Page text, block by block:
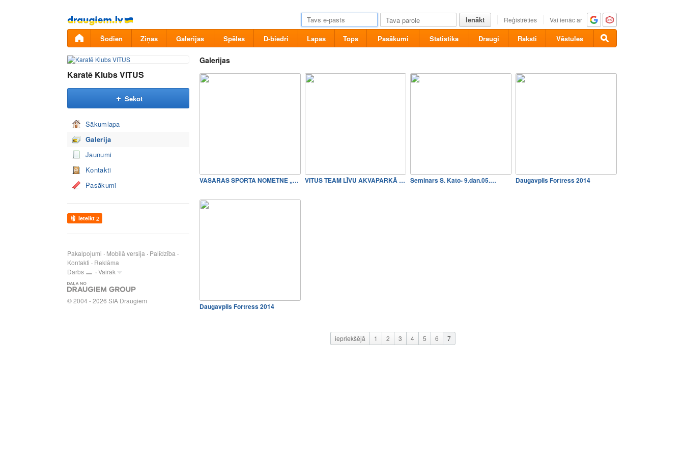
Pāriet
uz
saturu
Ienākt Reģistrēties Vai ienāc ar
Šodien Ziņas Galerijas Spēles D-biedri Lapas Tops Pasākumi Statistika Draugi Raksti Vēstules
Karatē Klubs VITUS
Sekot
Sākumlapa
Galerija
Jaunumi
Kontakti
Pasākumi
Ieteikt 2
Pakalpojumi Mobilā versija
Palīdzība
Kontakti
Reklāma
Darbs
Vairāk
© 2004 - 2026 SIA Draugiem
Galerijas
VASARAS SPORTA NOMETNE „JŪR… VITUS TEAM LĪVU AKVAPARKĀ 2014 Seminars S. Kato- 9.dan.05.… Daugavpils Fortress 2014
Daugavpils Fortress 2014
iepriekšējā 1 2 3 4 5 6 7